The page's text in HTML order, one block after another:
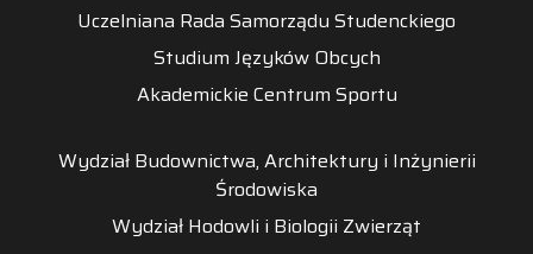
Uczelniana Rada Samorządu Studenckiego
Studium Języków Obcych
Akademickie Centrum Sportu
Wydział Budownictwa, Architektury i Inżynierii
Środowiska
Wydział Hodowli i Biologii Zwierząt